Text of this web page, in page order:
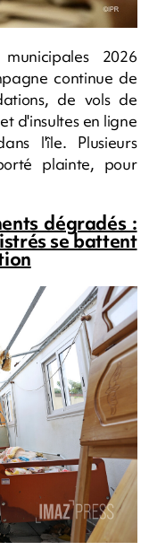
2026
continue de
de vols de
d'insultes en ligne
l'île. Plusieurs
plainte, pour
dégradés :
se battent